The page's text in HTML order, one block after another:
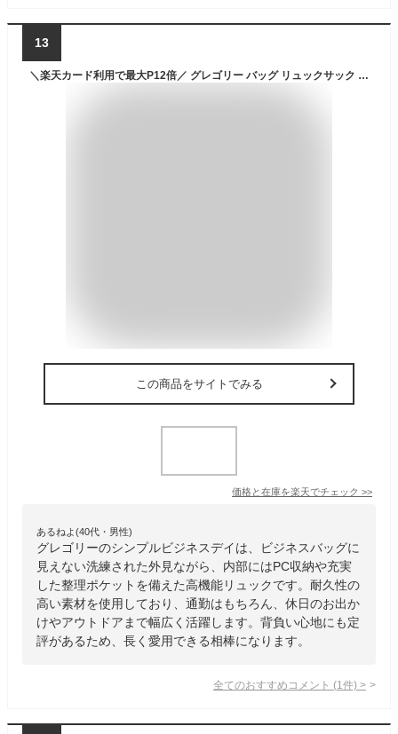
13
＼楽天カード利用で最大P12倍／ グレゴリー バッグ リュックサック デイパック バックパック ビジネス GREGORY カバートクラシック シンプルビジネスデイ 22L B4 A4 B5 メンズ レディース P10倍 送料無料 プレゼント ギフト ラッピング無料 【正規代理店】 nwar
この商品をサイトでみる
価格と在庫を楽天でチェック >>
あるねよ(40代・男性)
グレゴリーのシンプルビジネスデイは、ビジネスバッグに
見えない洗練された外見ながら、内部にはPC収納や充実
した整理ポケットを備えた高機能リュックです。耐久性の
高い素材を使用しており、通勤はもちろん、休日のお出か
けやアウトドアまで幅広く活躍します。背負い心地にも定
評があるため、長く愛用できる相棒になります。
全てのおすすめコメント (1 件) >